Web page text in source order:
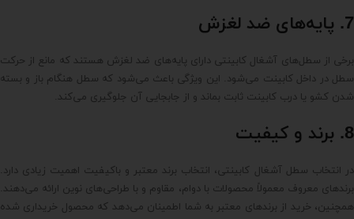
7. پایه‌های ضد لغزش
برخی از سطل‌های آشغال کابینتی دارای پایه‌های ضد لغزش هستند که مانع از حرکت
سطل در داخل کابینت می‌شود. این ویژگی باعث می‌شود که سطل هنگام باز و بسته
شدن کشو یا درب کابینت ثابت بماند و از جابجایی آن جلوگیری می‌کند.
8. برند و کیفیت
در انتخاب سطل آشغال کابینتی، انتخاب برند معتبر و باکیفیت اهمیت زیادی دارد.
برندهای معروف معمولاً محصولات با دوام، مقاوم و با طراحی‌های نوین ارائه می‌دهند.
همچنین، خرید از برندهای معتبر به شما اطمینان می‌دهد که محصول خریداری شده